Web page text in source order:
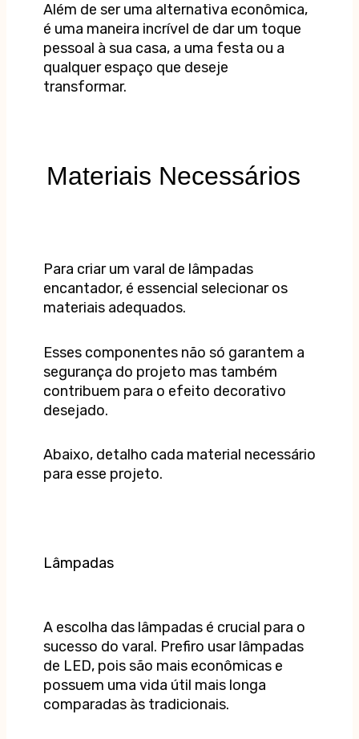
Além de ser uma alternativa econômica,
é uma maneira incrível de dar um toque
pessoal à sua casa, a uma festa ou a
qualquer espaço que deseje
transformar.
Materiais Necessários
Para criar um varal de lâmpadas
encantador, é essencial selecionar os
materiais adequados.
Esses componentes não só garantem a
segurança do projeto mas também
contribuem para o efeito decorativo
desejado.
Abaixo, detalho cada material necessário
para esse projeto.
Lâmpadas
A escolha das lâmpadas é crucial para o
sucesso do varal. Prefiro usar lâmpadas
de LED, pois são mais econômicas e
possuem uma vida útil mais longa
comparadas às tradicionais.